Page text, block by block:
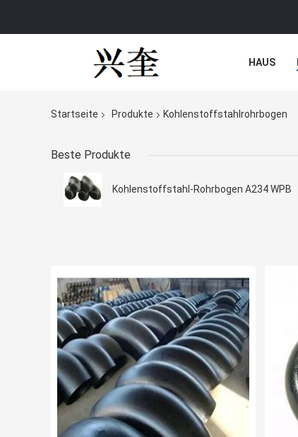
HAUS
Startseite
Produkte Kohlenstoffstahlrohrbogen
Beste Produkte
Kohlenstoffstahl-Rohrbogen A234 WPB